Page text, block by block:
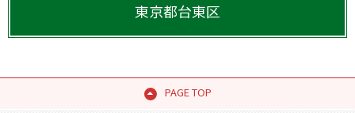
東京都台東区
PAGE TOP